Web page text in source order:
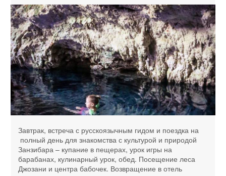
Завтрак, встреча с русскоязычным гидом и поездка на
полный день для знакомства с культурой и природой
Занзибара – купание в пещерах, урок игры на
барабанах, кулинарный урок, обед. Посещение леса
Джозани и центра бабочек. Возвращение в отель